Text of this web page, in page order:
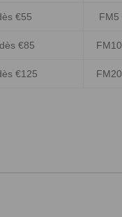
€55 FM5
€85 FM10
€125 FM20